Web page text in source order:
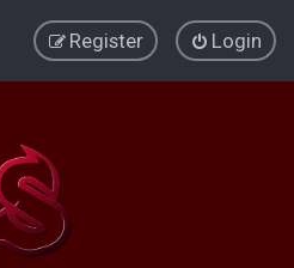
Login
Register